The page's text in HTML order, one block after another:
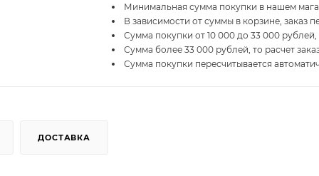
Минимальная сумма покупки в нашем
В зависимости от суммы в корзине, заказ
Сумма покупки от 10 000 до 33 000
Сумма более 33 000 рублей, то расчет
Сумма покупки пересчитывается
ДОСТАВКА